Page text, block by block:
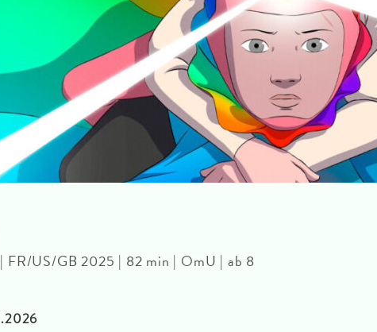
FR/US/GB 2025 | 82 min | OmU | ab 8